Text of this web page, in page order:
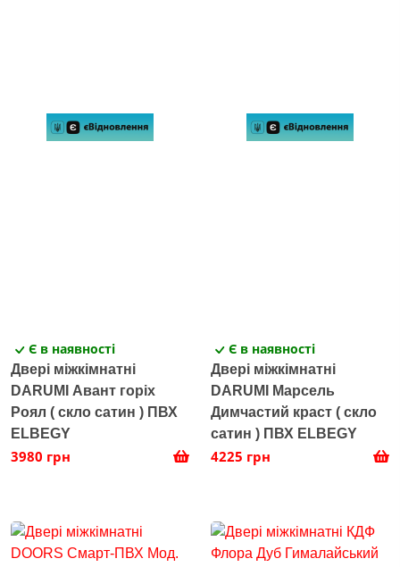
Є в наявності
Двері міжкімнатні
DARUMI Авант горіх
Роял ( скло сатин ) ПВХ
ELBEGY
3980 грн
Є в наявності
Двері міжкімнатні
DARUMI Марсель
Димчастий краст ( скло
сатин ) ПВХ ELBEGY
4225 грн